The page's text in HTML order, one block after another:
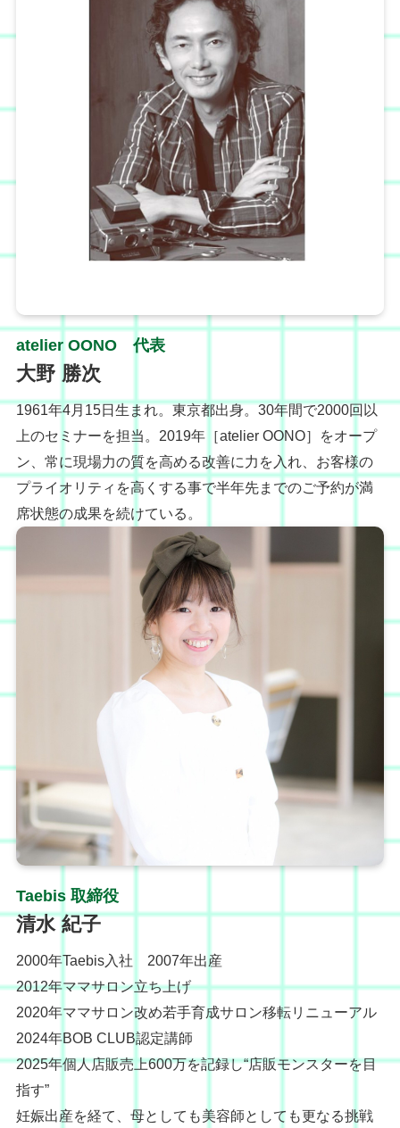
atelier OONO 代表
大野 勝次
1961年4月15日生まれ。東京都出身。30年間で2000回以
上のセミナーを担当。2019年［atelier OONO］をオープ
ン、常に現場力の質を高める改善に力を入れ、お客様の
プライオリティを高くする事で半年先までのご予約が満
席状態の成果を続けている。
Taebis 取締役
清水 紀子
2000年Taebis入社 2007年出産
2012年ママサロン立ち上げ
2020年ママサロン改め若手育成サロン移転リニューアル
2024年BOB CLUB認定講師
2025年個人店販売上600万を記録し“店販モンスターを目
指す”
妊娠出産を経て、母としても美容師としても更なる挑戦